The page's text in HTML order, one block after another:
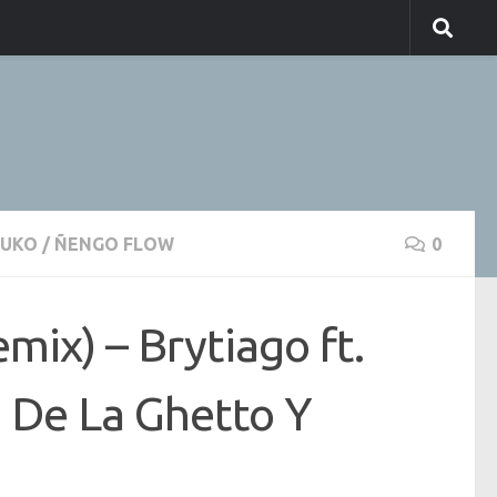
/ ÑENGO FLOW 0
– Brytiago ft.
La Ghetto Y